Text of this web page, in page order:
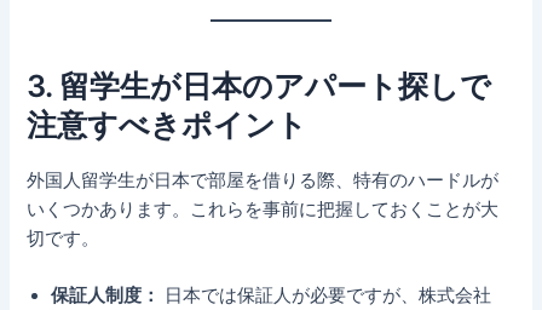
3. 留学生が日本のアパート探しで
注意すべきポイント
外国人留学生が日本で部屋を借りる際、特有のハードルが
いくつかあります。これらを事前に把握しておくことが大
切です。
保証人制度：
日本では保証人が必要ですが、株式会社